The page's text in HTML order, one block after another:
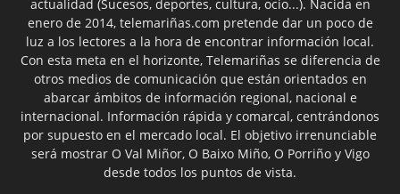
actualidad (Sucesos, deportes, cultura, ocio...). Nacida en
enero de 2014, telemariñas.com pretende dar un poco de
luz a los lectores a la hora de encontrar información local.
Con esta meta en el horizonte, Telemariñas se diferencia de
otros medios de comunicación que están orientados en
abarcar ámbitos de información regional, nacional e
internacional. Información rápida y comarcal, centrándonos
por supuesto en el mercado local. El objetivo irrenunciable
será mostrar O Val Miñor, O Baixo Miño, O Porriño y Vigo
desde todos los puntos de vista.